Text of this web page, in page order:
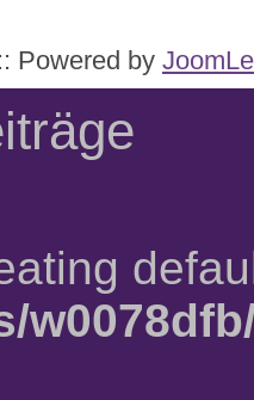
:: Powered by